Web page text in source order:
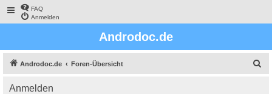
FAQ
Anmelden
Androdoc.de
Androdoc.de Foren-Übersicht
Anmelden